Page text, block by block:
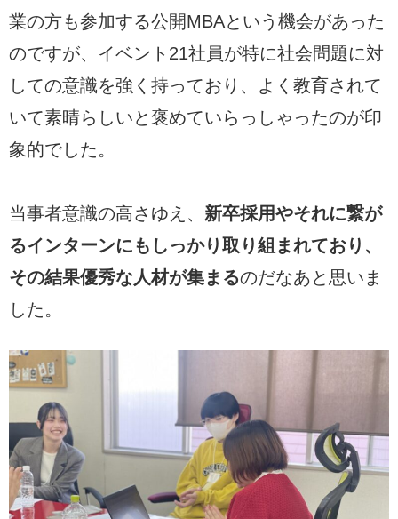
業の方も参加する公開MBAという機会があった
のですが、イベント21社員が特に社会問題に対
しての意識を強く持っており、よく教育されて
いて素晴らしいと褒めていらっしゃったのが印
象的でした。
当事者意識の高さゆえ、 新卒採用やそれに繋が
るインターンにもしっかり取り組まれており、
その結果優秀な人材が集まるのだなあと思いま
した。